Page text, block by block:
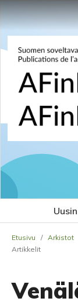
Etusivu / Arkistot
Artikkelit